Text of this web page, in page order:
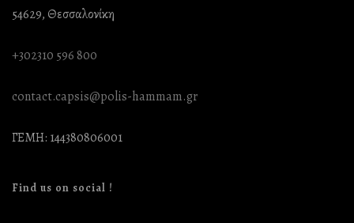
54629, Θεσσαλονίκη
+302310 596 800
contact.capsis@polis-hammam.gr
ΓΕΜΗ: 144380806001
Find us on social !